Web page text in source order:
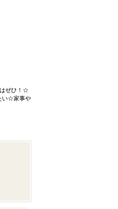
ぜひ！☆
い☆家事や